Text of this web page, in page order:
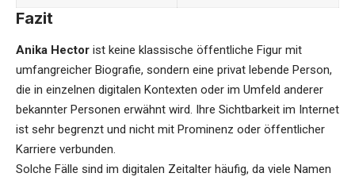
Fazit
Anika Hector ist keine klassische öffentliche Figur mit
umfangreicher Biografie, sondern eine privat lebende Person,
die in einzelnen digitalen Kontexten oder im Umfeld anderer
bekannter Personen erwähnt wird. Ihre Sichtbarkeit im Internet
ist sehr begrenzt und nicht mit Prominenz oder öffentlicher
Karriere verbunden.
Solche Fälle sind im digitalen Zeitalter häufig, da viele Namen